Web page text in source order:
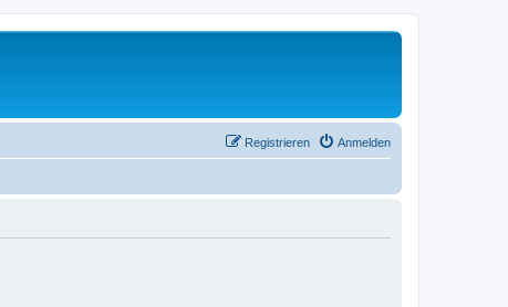
Anmelden
Registrieren